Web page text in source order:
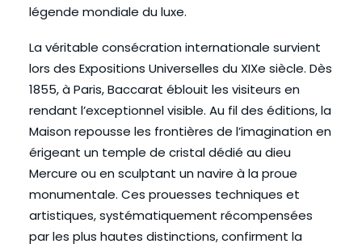
légende mondiale du luxe.
La véritable consécration internationale survient
lors des Expositions Universelles du XIXe siècle. Dès
1855, à Paris, Baccarat éblouit les visiteurs en
rendant l’exceptionnel visible. Au fil des éditions, la
Maison repousse les frontières de l’imagination en
érigeant un temple de cristal dédié au dieu
Mercure ou en sculptant un navire à la proue
monumentale. Ces prouesses techniques et
artistiques, systématiquement récompensées
par les plus hautes distinctions, confirment la